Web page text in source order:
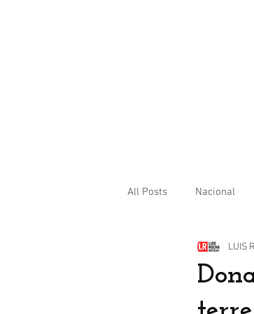
All Posts Nacional
Internacional LUIS